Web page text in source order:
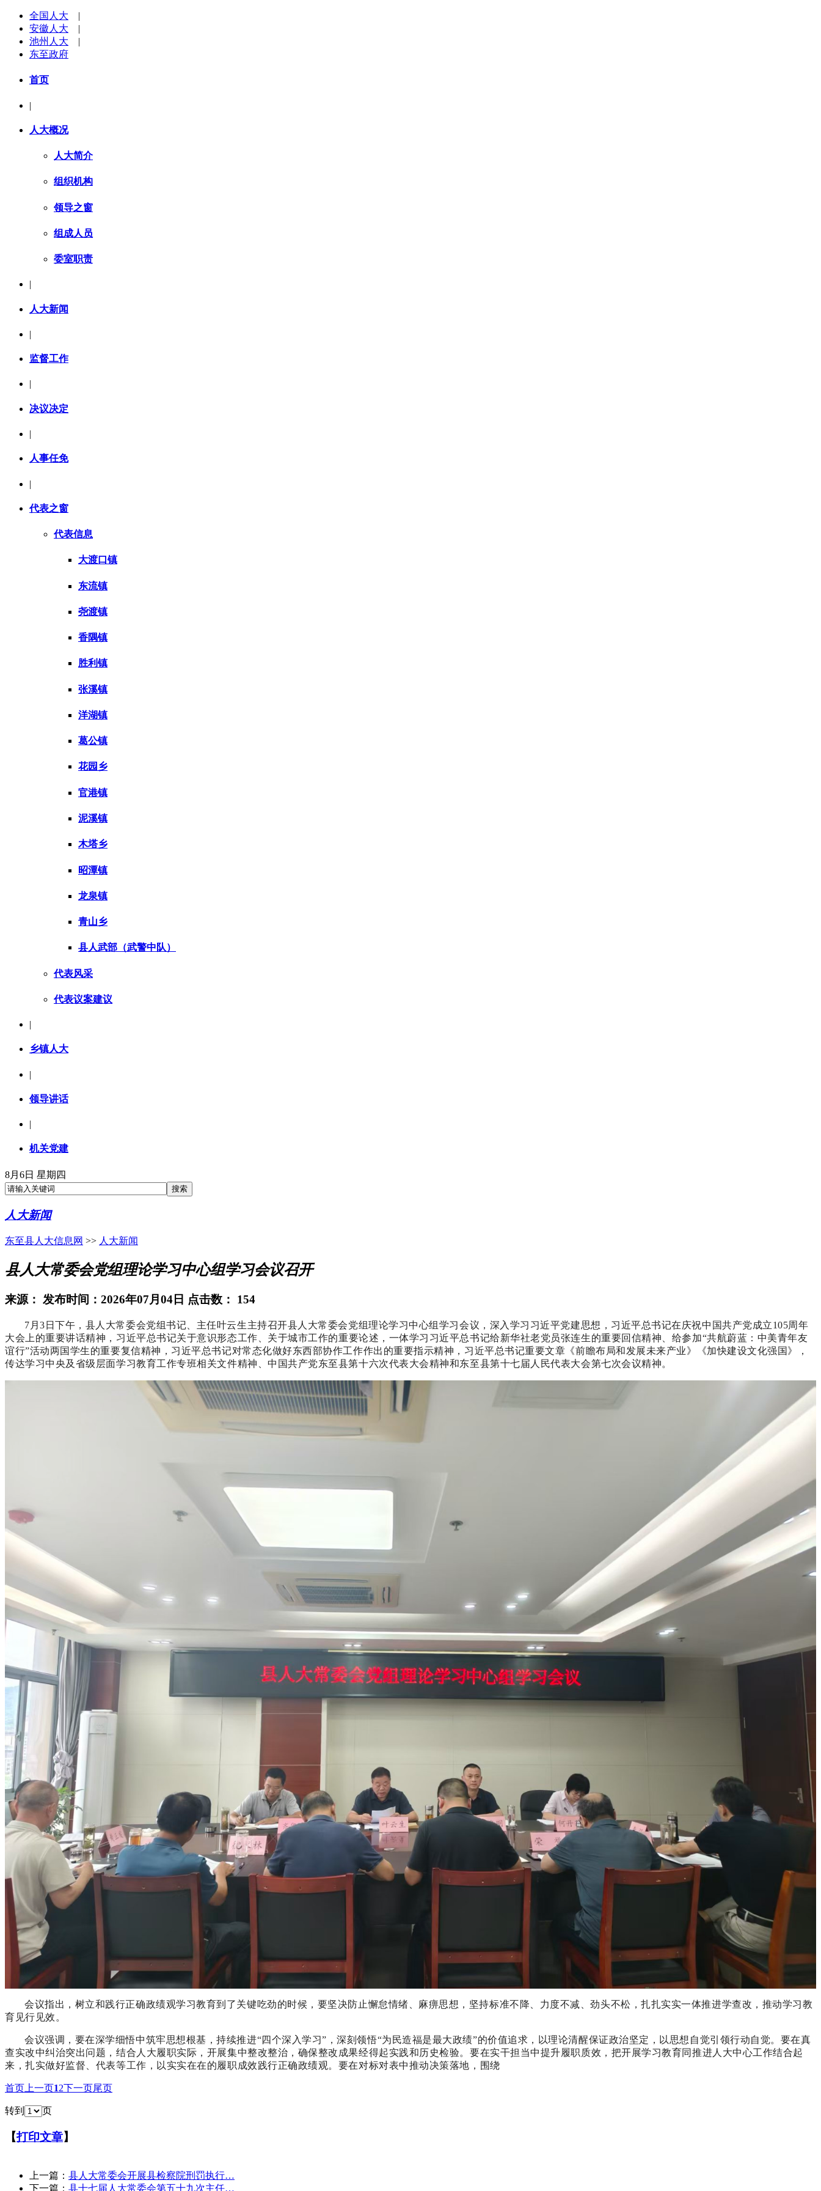
全国人大 |
安徽人大 |
池州人大 |
东至政府
首页
|
人大概况
人大简介
组织机构
领导之窗
组成人员
委室职责
|
人大新闻
|
监督工作
决议决定
|
人事任免
|
代表之窗
代表信息
大渡口镇
东流镇
尧渡镇
香隅镇
胜利镇
张溪镇
洋湖镇
葛公镇
花园乡
官港镇
泥溪镇
木塔乡
昭潭镇
龙泉镇
青山乡
县人武部（武警中队）
代表风采
代表议案建议
|
乡镇人大
|
领导讲话
|
机关党建
8月6日 星期四
人大新闻
东至县人大信息网 >> 人大新闻
县人大常委会党组理论学习中心组学习会议召开
来源： 发布时间：2026年07月04日 点击数： 154
7 月3 日下午， 县人大常委会党组书记、主任叶云生主持召开县人大常委会党组理论学习中心组学习会议， 深入学习 习近平党建思想，习近平总书记在庆祝中国共产党成立105周年
大会上的重要讲话精神 ，习近平总书记关于意识形态工作、关于城市工作的重要论述，一体学习习近平总书记给新华社老党员张连生的重要回信精神、给参加“共航蔚蓝：中美青年友
谊行”活动两国学生的重要复信精神，习近平总书记对常态化做好东西部协作工作作出的重要指示精神，习近平总书记重要文章《前瞻布局和发展未来产业》《加快建设文化强国》，
传达学习中央及省级层面学习教育工作专班相关文件精神、中国共产党东至县第十六次代表大会精神和东至县第十七届人民代表大会第七次会议精神。
会议指出， 树立和践行正确政绩观学习教育到了关键吃劲的时候 ，要坚决防止懈怠情绪、麻痹思想，坚持标准不降、力度不减、劲头不松，扎扎实实一体推进学查改，推动学习教
育见行见效。
会议强调，要在深学细悟中筑牢思想根基，持续推进“四个深入学习”，深刻领悟“为民造福是最大政绩”的价值追求，以理论清醒保证政治坚定，以思想自觉引领行动自觉。要在真
查实改中纠治突出问题，结合人大履职实际，开展集中整改整治，确保整改成果经得起实践和历史检验。要在实干担当中提升履职质效，把开展学习教育同推进人大中心工作结合起
来，扎实做好监督、代表等工作，以实实在在的履职成效践行正确政绩观。要在对标对表中推动决策落地，围绕
首页 上一页12下一页尾页
转到 页
【打印文章】
上一篇： 县人大常委会开展县检察院刑罚执行…
下一篇： 县十七届人大常委会第五十九次主任…